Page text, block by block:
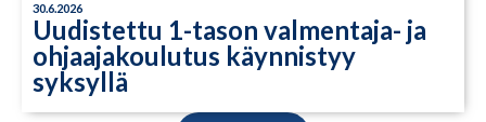
30.6.2026
Uudistettu 1-tason valmentaja- ja
ohjaajakoulutus käynnistyy
syksyllä